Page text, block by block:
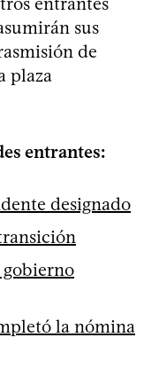
sus
de
plaza
entrantes:
designado
la nómina